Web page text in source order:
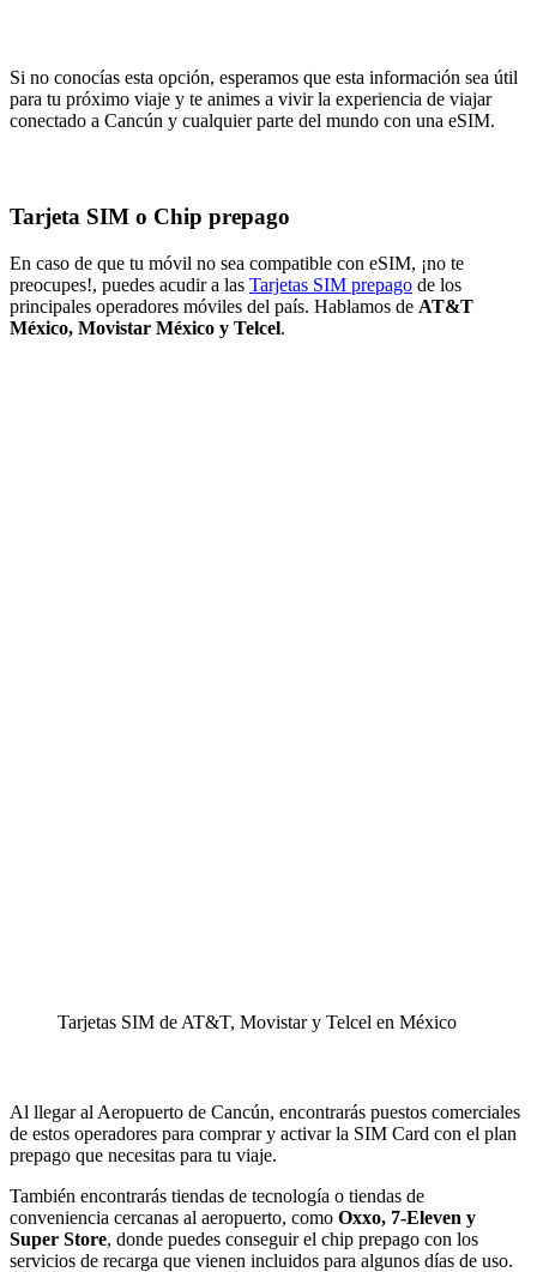
Si no conocías esta opción, esperamos que esta información sea útil
para tu próximo viaje y te animes a vivir la experiencia de viajar
conectado a Cancún y cualquier parte del mundo con una eSIM.
Tarjeta SIM o Chip prepago
En caso de que tu móvil no sea compatible con eSIM, ¡no te
preocupes!, puedes acudir a las Tarjetas SIM prepago de los
principales operadores móviles del país. Hablamos de AT&T
México, Movistar México y Telcel.
Tarjetas SIM de AT&T, Movistar y Telcel en México
Al llegar al Aeropuerto de Cancún, encontrarás puestos comerciales
de estos operadores para comprar y activar la SIM Card con el plan
prepago que necesitas para tu viaje.
También encontrarás tiendas de tecnología o tiendas de
conveniencia cercanas al aeropuerto, como Oxxo, 7-Eleven y
Super Store, donde puedes conseguir el chip prepago con los
servicios de recarga que vienen incluidos para algunos días de uso.